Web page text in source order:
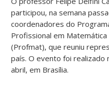
participou, na semana
coordenadores do
Profissional em Matemática
(Profmat), que reuniu
país. O evento foi realizado
abril, em Brasília.